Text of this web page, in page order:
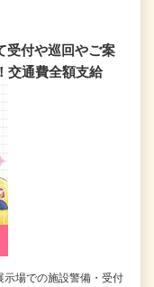
受付や巡回やご案
交通費全額支給
場での施設警備・受付